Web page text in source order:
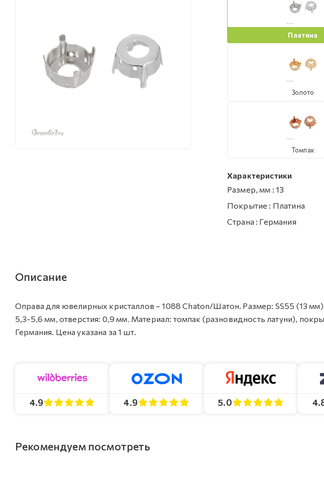
Платина
Золото
Томпак
Характеристики
Размер, мм : 13
Покрытие : Платина
Страна : Германия
Описание
Оправа для ювелирных кристаллов – 1088 Chaton/Шатон. Размер: SS55 (13
5,3-5,6 мм, отверстия: 0,9 мм. Материал: томпак (разновидность латуни),
Германия. Цена указана за 1 шт.
4.9 4.9 5.0
Рекомендуем посмотреть